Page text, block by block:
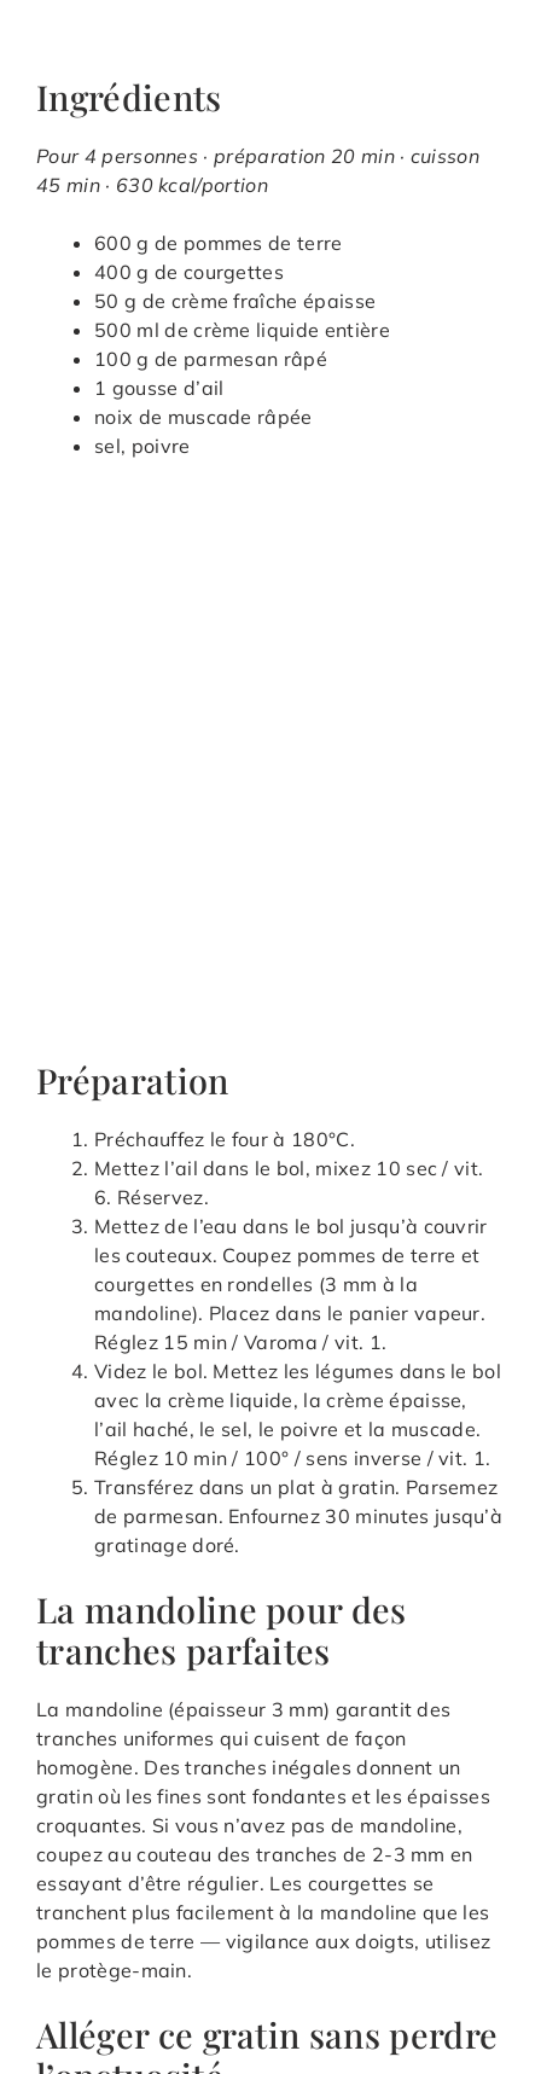
Ingrédients
Pour 4 personnes · préparation 20 min · cuisson
45 min · 630 kcal/portion
600 g de pommes de terre
400 g de courgettes
50 g de crème fraîche épaisse
500 ml de crème liquide entière
100 g de parmesan râpé
1 gousse d’ail
noix de muscade râpée
sel, poivre
Préparation
Préchauffez le four à 180°C.
Mettez l’ail dans le bol, mixez 10 sec / vit.
6. Réservez.
Mettez de l’eau dans le bol jusqu’à couvrir
les couteaux. Coupez pommes de terre et
courgettes en rondelles (3 mm à la
mandoline). Placez dans le panier vapeur.
Réglez 15 min / Varoma / vit. 1.
Videz le bol. Mettez les légumes dans le bol
avec la crème liquide, la crème épaisse,
l’ail haché, le sel, le poivre et la muscade.
Réglez 10 min / 100° / sens inverse / vit. 1.
Transférez dans un plat à gratin. Parsemez
de parmesan. Enfournez 30 minutes jusqu’à
gratinage doré.
La mandoline pour des
tranches parfaites
La mandoline (épaisseur 3 mm) garantit des
tranches uniformes qui cuisent de façon
homogène. Des tranches inégales donnent un
gratin où les fines sont fondantes et les épaisses
croquantes. Si vous n’avez pas de mandoline,
coupez au couteau des tranches de 2-3 mm en
essayant d’être régulier. Les courgettes se
tranchent plus facilement à la mandoline que les
pommes de terre — vigilance aux doigts, utilisez
le protège-main.
Alléger ce gratin sans perdre